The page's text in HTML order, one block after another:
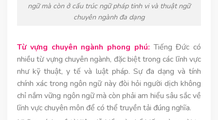
ngữ mà còn ở cấu trúc ngữ pháp tinh vi và thuật ngữ
chuyên ngành đa dạng
Từ vựng chuyên ngành phong phú: Tiếng Đức có
nhiều từ vựng chuyên ngành, đặc biệt trong các lĩnh vực
như kỹ thuật, y tế và luật pháp. Sự đa dạng và tính
chính xác trong ngôn ngữ này đòi hỏi người dịch không
chỉ nắm vững ngôn ngữ mà còn phải am hiểu sâu sắc về
lĩnh vực chuyên môn để có thể truyền tải đúng nghĩa.